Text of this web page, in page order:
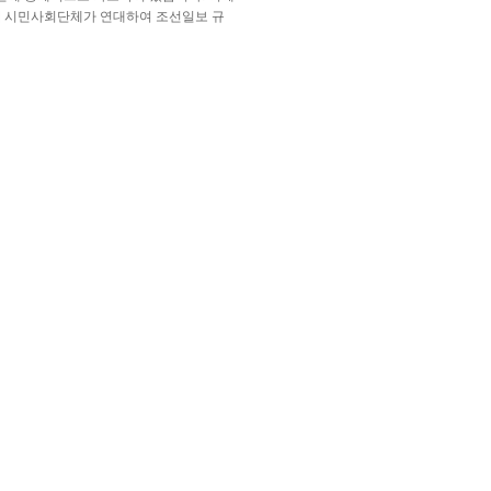
민사회단체가 연대하여 조선일보 규